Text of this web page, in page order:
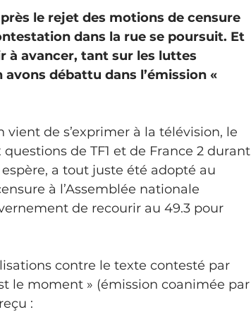
le rejet des motions de censure
dans la rue se poursuit. Et
à avancer, tant sur les luttes
débattu dans l’émission «
de s’exprimer à la télévision, le
de TF1 et de France 2 durant
a tout juste été adopté au
à l’Assemblée nationale
de recourir au 49.3 pour
contre le texte contesté par
le moment » (émission coanimée par
: